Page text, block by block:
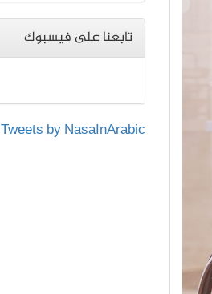
تابعنا على فيسبوك
Tweets by NasaInArabic